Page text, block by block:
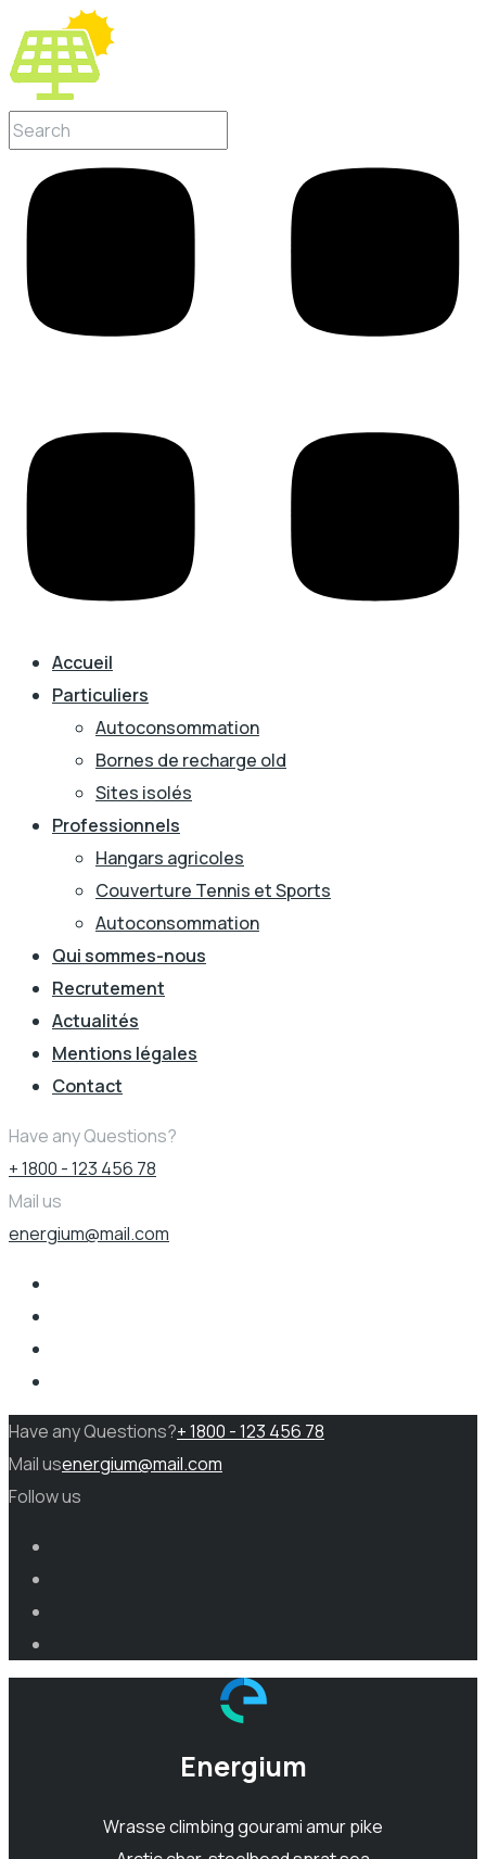
Accueil
Particuliers
Autoconsommation
Bornes de recharge old
Sites isolés
Professionnels
Hangars agricoles
Couverture Tennis et Sports
Autoconsommation
Qui sommes-nous
Recrutement
Actualités
Mentions légales
Contact
Have any Questions?
+ 1800 - 123 456 78
Mail us
energium@mail.com
Have any Questions?+ 1800 - 123 456 78
Mail usenergium@mail.com
Follow us
Energium
Wrasse climbing gourami amur pike